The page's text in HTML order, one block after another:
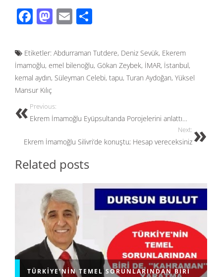
F
e
b
o
o
k
M
to
d
o
E
ail ar
e
Etiketler: Abdurraman Tutdere, Deniz Sevük, Ekerem
İmamoğlu, emel bilenoğlu, Gökan Zeybek, İMAR, İstanbul,
kemal aydın, Süleyman Celebi, tapu, Turan Aydoğan, Yüksel
Mansur Kılıç
Previous:
Ekrem İmamoğlu Eyüpsultanda Porojelerini anlattı…
Next:
Ekrem İmamoğlu Silivri’de konuştu; Hesap vereceksiniz
Related posts
TÜRKIYE’NIN TEMEL SORUNLARINDAN BIRI